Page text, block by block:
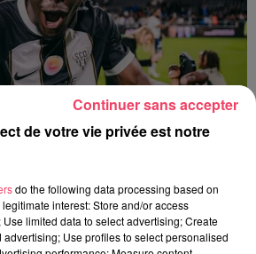
LANROY MACHINE PRÊTÉ AUX PAYS-
de votre vie privée est notre
do the following data processing based on
interest: Store and/or access
limited data to select advertising; Create
Use profiles to select personalised
Continuer sans accepter